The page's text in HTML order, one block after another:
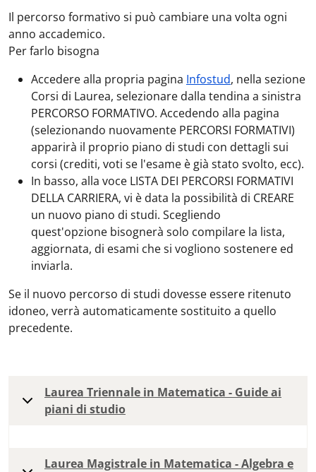
Il percorso formativo si può cambiare una volta ogni
anno accademico.
Per farlo bisogna
Accedere alla propria pagina Infostud, nella sezione
Corsi di Laurea, selezionare dalla tendina a sinistra
PERCORSO FORMATIVO. Accedendo alla pagina
(selezionando nuovamente PERCORSI FORMATIVI)
apparirà il proprio piano di studi con dettagli sui
corsi (crediti, voti se l'esame è già stato svolto, ecc).
In basso, alla voce LISTA DEI PERCORSI FORMATIVI
DELLA CARRIERA, vi è data la possibilità di CREARE
un nuovo piano di studi. Scegliendo
quest'opzione bisognerà solo compilare la lista,
aggiornata, di esami che si vogliono sostenere ed
inviarla.
Se il nuovo percorso di studi dovesse essere ritenuto
idoneo, verrà automaticamente sostituito a quello
precedente.
Laurea Triennale in Matematica - Guide ai
piani di studio
Laurea Magistrale in Matematica - Algebra e